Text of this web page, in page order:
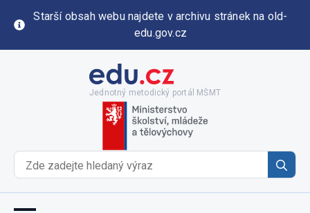
Starší obsah webu najdete v archivu stránek na old-
edu.gov.cz
Jednotný metodický portál MŠMT
for: